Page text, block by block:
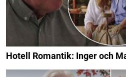
Hotell Romantik: Inger och